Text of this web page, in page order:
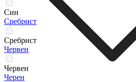
Син
Сребрист
Сребрист
Червен
Червен
Черен